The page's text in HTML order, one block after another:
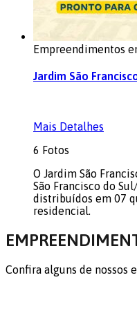
Empreendimentos
Jardim São
Mais Detalhes
6 Fotos
O Jardim São
São Francisco do
distribuídos em 07
residencial.
Confira alguns de nossos